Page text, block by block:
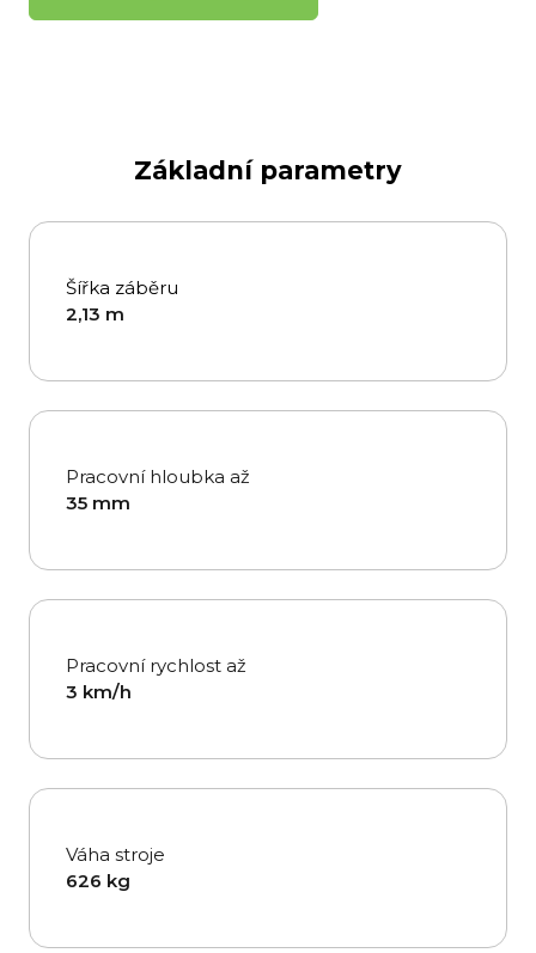
Základní parametry
Šířka záběru
2,13 m
Pracovní hloubka až
35 mm
Pracovní rychlost až
3 km/h
Váha stroje
626 kg